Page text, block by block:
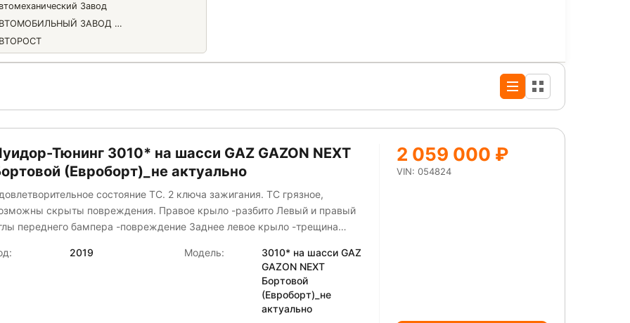
Завод
АВТОМОБИЛЬНЫЙ ЗАВОД ГЕФ
АРЗАМАССКИЙ ЗАВОД КОММУНАЛЬНОГО МАШИНОСТРОЕНИЯ
БУРОВЫЕ И ПОДЪЕМНЫЕ МАШИНЫ
Машины
Галичский автокрановый завод (ГАКЗ)
АСАВТО
ГРАЗ
Тюнинг 3010* на шасси GAZ GAZON NEXT
(Евроборт)_не актуально
состояние ТС. 2 ключа зажигания. ТС грязное,
скрыты повреждения. Правое крыло -разбито Левый и правый
переднего бампера -повреждение Заднее левое крыло -трещина
боковой -деформация Крыло левое- повреждение ЛКП
2019 Модель:
3010* на шасси GAZ
GAZON NEXT
Бортовой
(Евроборт)_не
актуально
2 059 000 ₽
VIN: 054824